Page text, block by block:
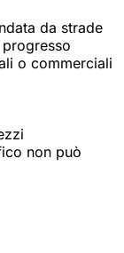
da strade
o commerciali
non può